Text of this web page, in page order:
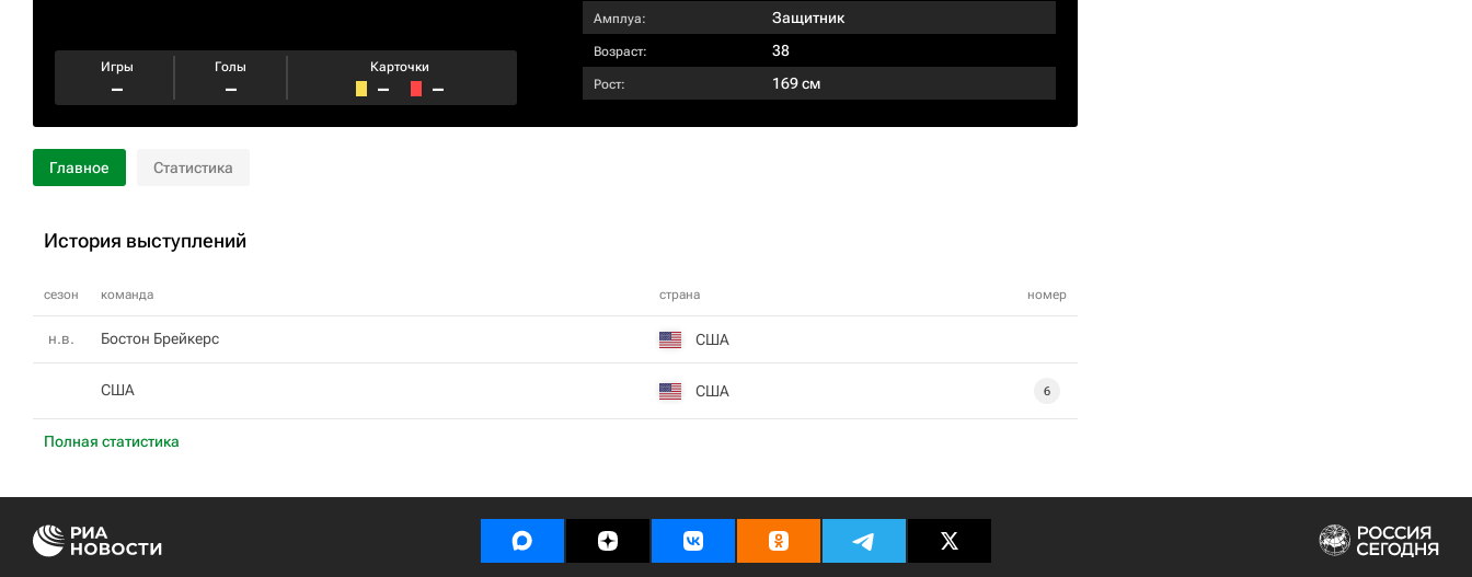
Игры
–
Голы
–
Карточки
– –
Амплуа: Защитник
Возраст: 38
Рост: 169 см
Главное Статистика
История выступлений
сезон команда страна номер
Полная статистика
н.в. Бостон Брейкерс США
США США 6